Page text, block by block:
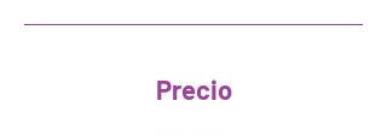
Precio